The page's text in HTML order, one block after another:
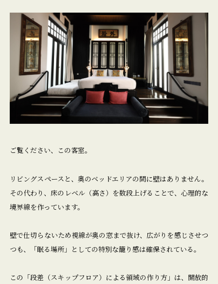
ご覧ください、この客室。
リビングスペースと、奥のベッドエリアの間に壁はありません。
その代わり、床のレベル（高さ）を数段上げることで、心理的な
境界線を作っています。
壁で仕切らないため視線が奥の窓まで抜け、広がりを感じさせつ
つも、「眠る場所」としての特別な籠り感は確保されている。
この「段差（スキップフロア）による領域の作り方」は、開放的